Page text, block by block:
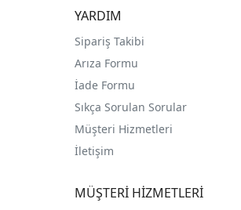
YARDIM
Sipariş Takibi
Arıza Formu
İade Formu
Sıkça Sorulan Sorular
Müşteri Hizmetleri
İletişim
MÜŞTERİ HİZMETLERİ